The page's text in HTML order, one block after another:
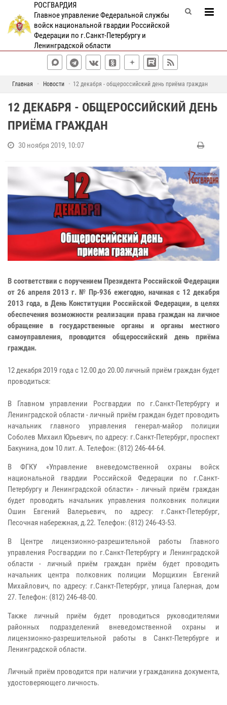
РОСГВАРДИЯ
Главное управление Федеральной службы
войск национальной гвардии Российской
Федерации по г.Санкт-Петербургу и
Ленинградской области
Главная Новости 12 декабря - общероссийский день приёма граждан
12 ДЕКАБРЯ - ОБЩЕРОССИЙСКИЙ ДЕНЬ
ПРИЁМА ГРАЖДАН
30 ноября 2019, 10:07
В соответствии с поручением Президента Российской Федерации
от 26 апреля 2013 г. № Пр-936 ежегодно, начиная с 12 декабря
2013 года, в День Конституции Российской Федерации, в целях
обеспечения возможности реализации права граждан на личное
обращение в государственные органы и органы местного
самоуправления, проводится общероссийский день приёма
граждан.
12 декабря 2019 года с 12.00 до 20.00 личный приём граждан будет
проводиться:
В Главном управлении Росгвардии по г.Санкт-Петербургу и
Ленинградской области - личный приём граждан будет проводить
начальник главного управления генерал-майор полиции
Соболев Михаил Юрьевич, по адресу: г.Санкт-Петербург, проспект
Бакунина, дом 10 лит. А. Телефон: (812) 246-44-64.
В ФГКУ «Управление вневедомственной охраны войск
национальной гвардии Российской Федерации по г.Санкт-
Петербургу и Ленинградской области» - личный приём граждан
будет проводить начальник управления полковник полиции
Ошин Евгений Валерьевич, по адресу: г.Санкт-Петербург,
Песочная набережная, д.22. Телефон: (812) 246-43-53.
В Центре лицензионно-разрешительной работы Главного
управления Росгвардии по г.Санкт-Петербургу и Ленинградской
области - личный приём граждан приём будет проводить
начальник центра полковник полиции Морщихин Евгений
Михайлович, по адресу: г.Санкт-Петербург, улица Галерная, дом
27. Телефон: (812) 246-48-00.
Также личный приём будет проводиться руководителями
районных подразделений вневедомственной охраны и
лицензионно-разрешительной работы в Санкт-Петербурге и
Ленинградской области.
Личный приём проводится при наличии у гражданина документа,
удостоверяющего личность.